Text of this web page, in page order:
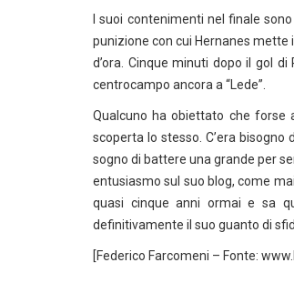
I suoi contenimenti nel finale
punizione con cui Hernanes
d’ora. Cinque minuti dopo il gol
centrocampo ancora a “Lede”.
Qualcuno ha obiettato che forse
scoperta lo stesso. C’era
sogno di battere una grande per
entusiasmo sul suo blog, come
quasi cinque anni ormai e sa
definitivamente il suo guanto di
[Federico Farcomeni – Fonte: